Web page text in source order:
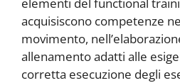
acquisiscono competenze
movimento,
allenamento adatti alle
corretta esecuzione degli